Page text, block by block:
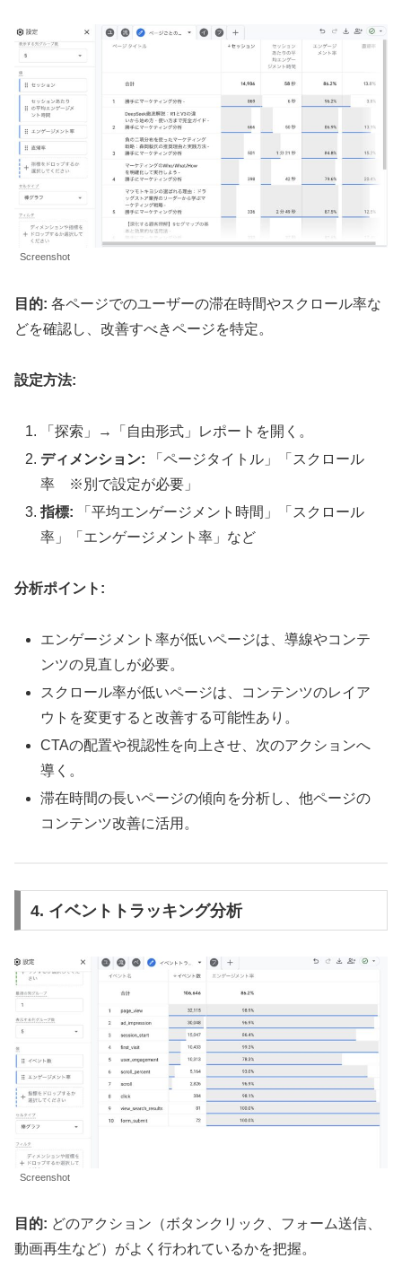
Screenshot
目的: 各ページでのユーザーの滞在時間やスクロール率な
どを確認し、改善すべきページを特定。
設定方法:
「探索」→「自由形式」レポートを開く。
ディメンション: 「ページタイトル」「スクロール
率 ※別で設定が必要」
指標: 「平均エンゲージメント時間」「スクロール
率」「エンゲージメント率」など
分析ポイント:
エンゲージメント率が低いページは、導線やコンテ
ンツの見直しが必要。
スクロール率が低いページは、コンテンツのレイア
ウトを変更すると改善する可能性あり。
CTAの配置や視認性を向上させ、次のアクションへ
導く。
滞在時間の長いページの傾向を分析し、他ページの
コンテンツ改善に活用。
4. イベントトラッキング分析
Screenshot
目的: どのアクション（ボタンクリック、フォーム送信、
動画再生など）がよく行われているかを把握。